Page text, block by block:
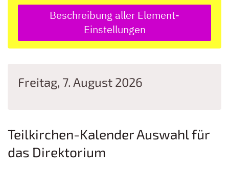
Beschreibung aller Element-
Einstellungen
Freitag, 7. August 2026
Teilkirchen-Kalender Auswahl für
das Direktorium